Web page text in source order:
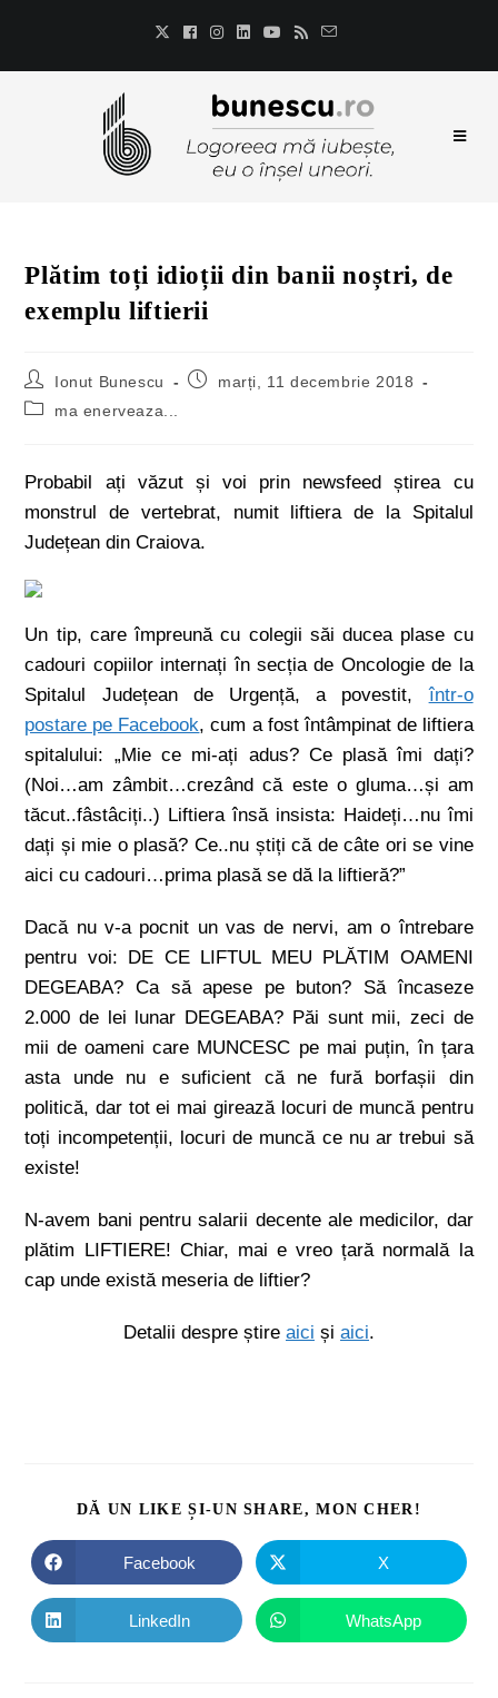
Plătim toți idioții din banii noștri, de
exemplu liftierii
Ionut Bunescu
marți, 11 decembrie 2018
ma enerveaza...
Probabil ați văzut și voi prin newsfeed știrea cu
monstrul de vertebrat, numit liftiera de la Spitalul
Județean din Craiova.
Un tip, care împreună cu colegii săi ducea plase cu
cadouri copiilor internați în secția de Oncologie de la
Spitalul Județean de Urgență, a povestit,într-o
postare pe Facebook, cum a fost întâmpinat de liftiera
spitalului: „Mie ce mi-ați adus? Ce plasă îmi dați?
(Noi…am zâmbit…crezând că este o gluma…și am
tăcut..fâstâciți..) Liftiera însă insista: Haideți…nu îmi
dați și mie o plasă? Ce..nu știți că de câte ori se vine
aici cu cadouri…prima plasă se dă la liftieră?”
Dacă nu v-a pocnit un vas de nervi, am o întrebare
pentru voi: DE CE LIFTUL MEU PLĂTIM OAMENI
DEGEABA? Ca să apese pe buton? Să încaseze
2.000 de lei lunar DEGEABA? Păi sunt mii, zeci de
mii de oameni care MUNCESC pe mai puțin, în țara
asta unde nu e suficient că ne fură borfașii din
politică, dar tot ei mai girează locuri de muncă pentru
toți incompetenții, locuri de muncă ce nu ar trebui să
existe!
N-avem bani pentru salarii decente ale medicilor, dar
plătim LIFTIERE! Chiar, mai e vreo țară normală la
cap unde există meseria de liftier?
Detalii despre știre aici și aici.
DĂ UN LIKE ȘI-UN SHARE, MON CHER!
Facebook X
LinkedIn WhatsApp